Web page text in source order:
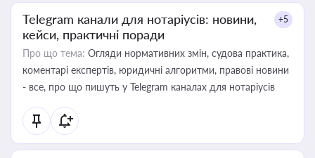
Telegram канали для нотаріусів: новини,
кейси, практичні поради
+5
Про що тема: Огляди нормативних змін, судова практика,
коментарі експертів, юридичні алгоритми, правові новини
- все, про що пишуть у Telegram каналах для нотаріусів